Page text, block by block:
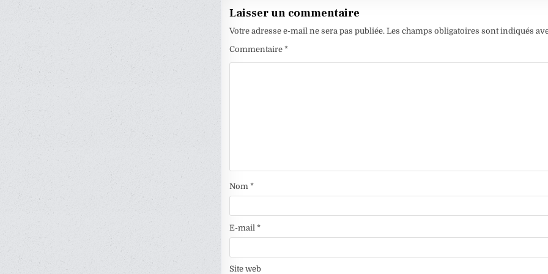
Laisser un commentaire
Votre adresse e-mail ne sera pas publiée. Les champs obligatoires sont indiqués
Commentaire *
Nom *
E-mail *
Site web